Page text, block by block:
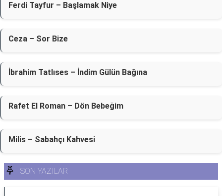
Ferdi Tayfur – Başlamak Niye
Ceza – Sor Bize
İbrahim Tatlıses – İndim Gülün Bağına
Rafet El Roman – Dön Bebeğim
Milis – Sabahçı Kahvesi
SON YAZILAR